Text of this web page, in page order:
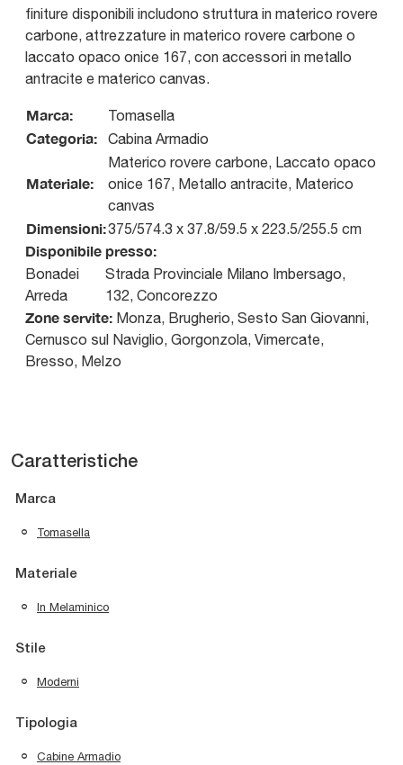
finiture disponibili includono struttura in materico rovere
carbone, attrezzature in materico rovere carbone o
laccato opaco onice 167, con accessori in metallo
antracite e materico canvas.
Marca: Tomasella
Categoria: Cabina Armadio
Materiale:
Materico rovere carbone, Laccato opaco
onice 167, Metallo antracite, Materico
canvas
Dimensioni:375/574.3 x 37.8/59.5 x 223.5/255.5 cm
Disponibile presso:
Bonadei
Arreda
Strada Provinciale Milano Imbersago,
132, Concorezzo
Zone servite: Monza, Brugherio, Sesto San Giovanni,
Cernusco sul Naviglio, Gorgonzola, Vimercate,
Bresso, Melzo
Caratteristiche
Marca
Tomasella
Materiale
In Melaminico
Stile
Moderni
Tipologia
Cabine Armadio